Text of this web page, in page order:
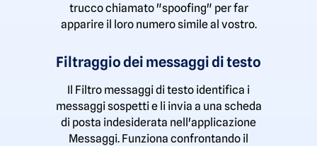
trucco chiamato "spoofing" per far
apparire il loro numero simile al vostro.
Filtraggio dei messaggi di testo
Il Filtro messaggi di testo identifica i
messaggi sospetti e li invia a una scheda
di posta indesiderata nell'applicazione
Messaggi. Funziona confrontando il